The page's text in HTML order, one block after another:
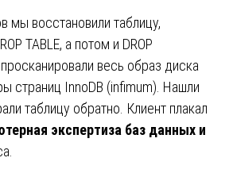
мы восстановили таблицу,
TABLE, а потом и DROP
весь образ диска
страниц InnoDB (infimum). Нашли
таблицу обратно. Клиент плакал
экспертиза баз данных и